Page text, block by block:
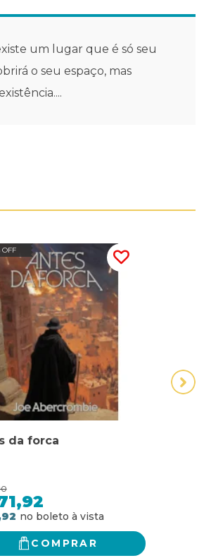
um lugar que é só seu
o seu espaço, mas
OFF
da forca
COMPRAR